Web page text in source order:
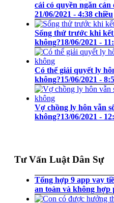
cái có quyền ngăn
21/06/2021 - 4:38 chiều
Sống thử trước khi
không?18/06/2021 -
Có thể giải quyết ly
không?15/06/2021 -
Vợ chồng ly hôn vẫn
không?13/06/2021 -
Tư Vấn Luật Dân Sự
Tổng hợp 9 app vay
an toàn và không hợp